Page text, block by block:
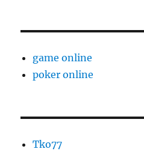
game online
poker online
Tko77